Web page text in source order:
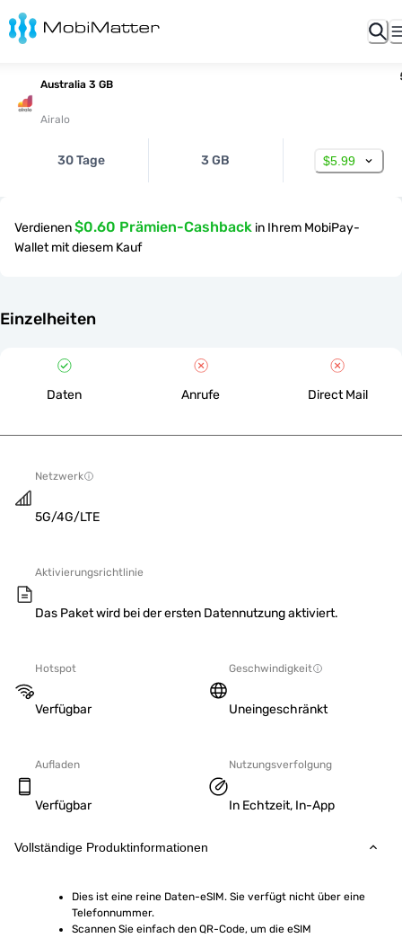
Australia 3 GB
Airalo
30 Tage 3 GB $5.99
Verdienen$0.60 Prämien-Cashback in Ihrem MobiPay-
Wallet mit diesem Kauf
Einzelheiten
Daten Anrufe Direct Mail
Netzwerk
5G/4G/LTE
Aktivierungsrichtlinie
Das Paket wird bei der ersten Datennutzung aktiviert.
Hotspot
Verfügbar
Geschwindigkeit
Uneingeschränkt
Aufladen
Verfügbar
Nutzungsverfolgung
In Echtzeit, In-App
Vollständige Produktinformationen
Dies ist eine reine Daten-eSIM. Sie verfügt nicht über eine
Telefonnummer.
Scannen Sie einfach den QR-Code, um die eSIM